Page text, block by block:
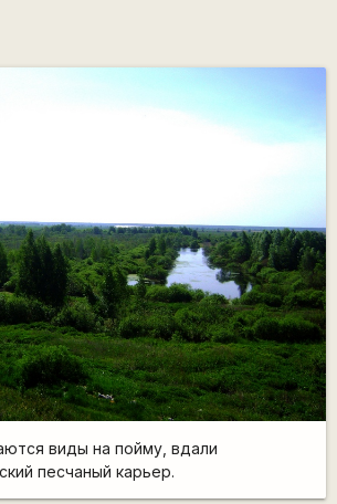
виды на пойму, вдали
песчаный карьер.